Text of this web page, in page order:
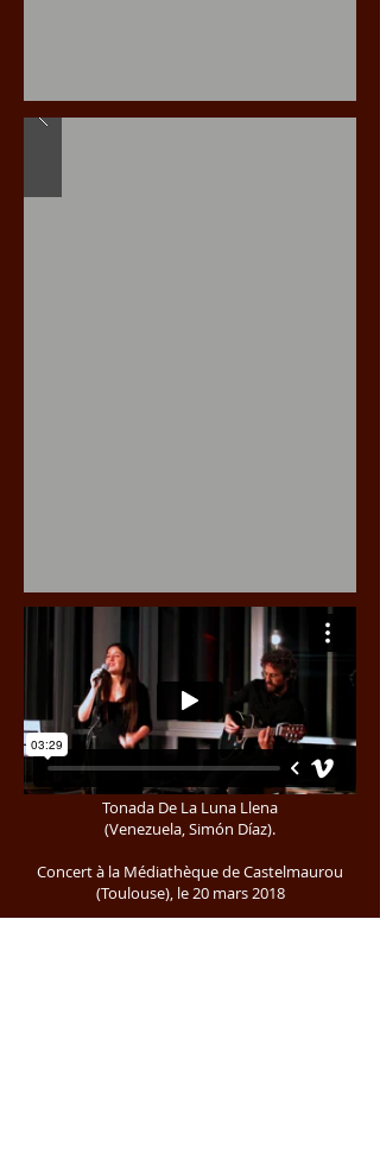
Tonada De La Luna Llena
(Venezuela, Simón Díaz).
Concert à la Médiathèque de Castelmaurou
(Toulouse), le 20 mars 2018